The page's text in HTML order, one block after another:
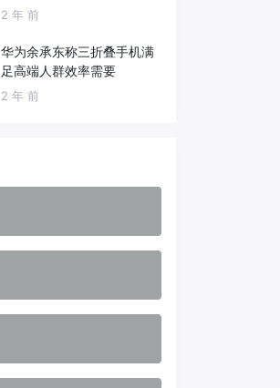
2 年 前
华为余承东称三折叠手机满
足高端人群效率需要
2 年 前